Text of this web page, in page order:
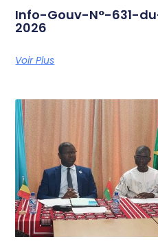
Info-Gouv-N°-631-
2026
Voir Plus